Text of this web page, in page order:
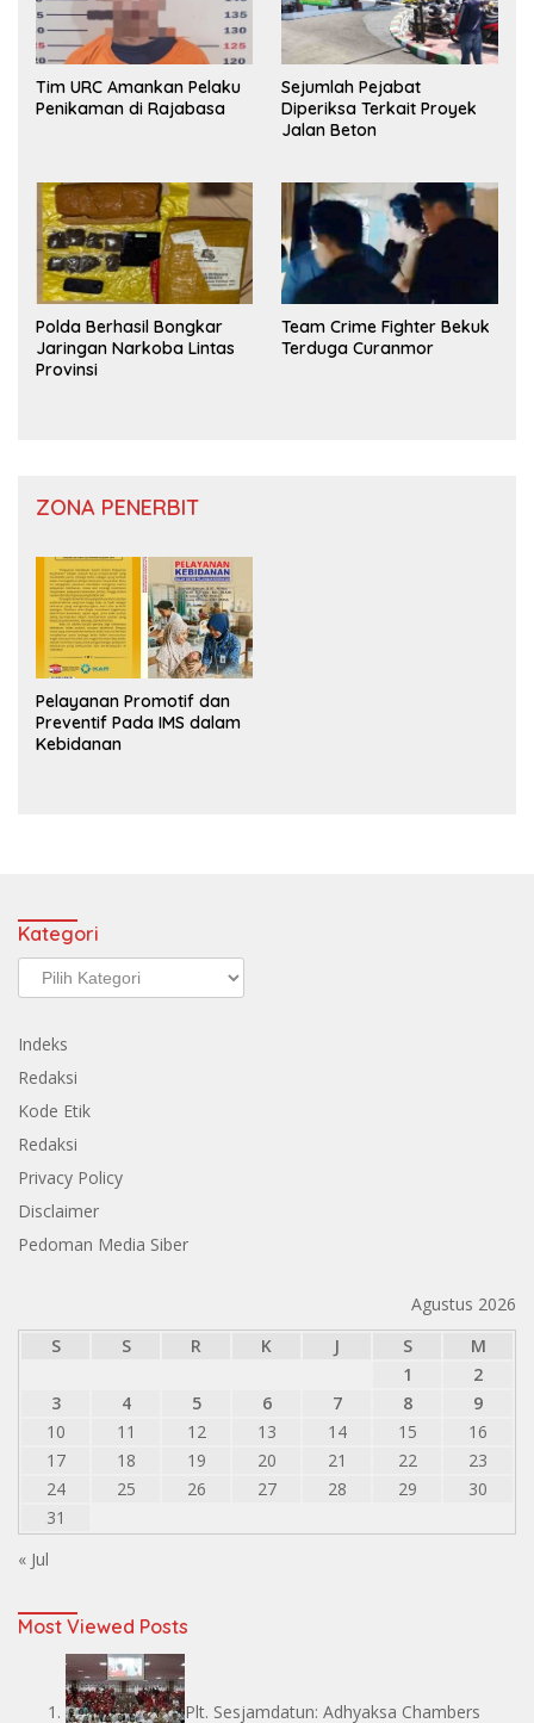
Tim URC Amankan Pelaku
Penikaman di Rajabasa
Sejumlah Pejabat
Diperiksa Terkait Proyek
Jalan Beton
Polda Berhasil Bongkar
Jaringan Narkoba Lintas
Provinsi
Team Crime Fighter Bekuk
Terduga Curanmor
ZONA PENERBIT
Pelayanan Promotif dan
Preventif Pada IMS dalam
Kebidanan
Kategori
Kategori
Indeks
Redaksi
Kode Etik
Redaksi
Privacy Policy
Disclaimer
Pedoman Media Siber
Agustus 2026
S
S R K J S
M
1
2
3
4 5 6 7 8
9
10
11 12 13 14 15
16
17
18 19 20 21 22
23
24
25 26 27 28 29
30
31
« Jul
Most Viewed Posts
Plt. Sesjamdatun: Adhyaksa Chambers